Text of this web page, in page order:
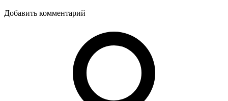
Добавить комментарий